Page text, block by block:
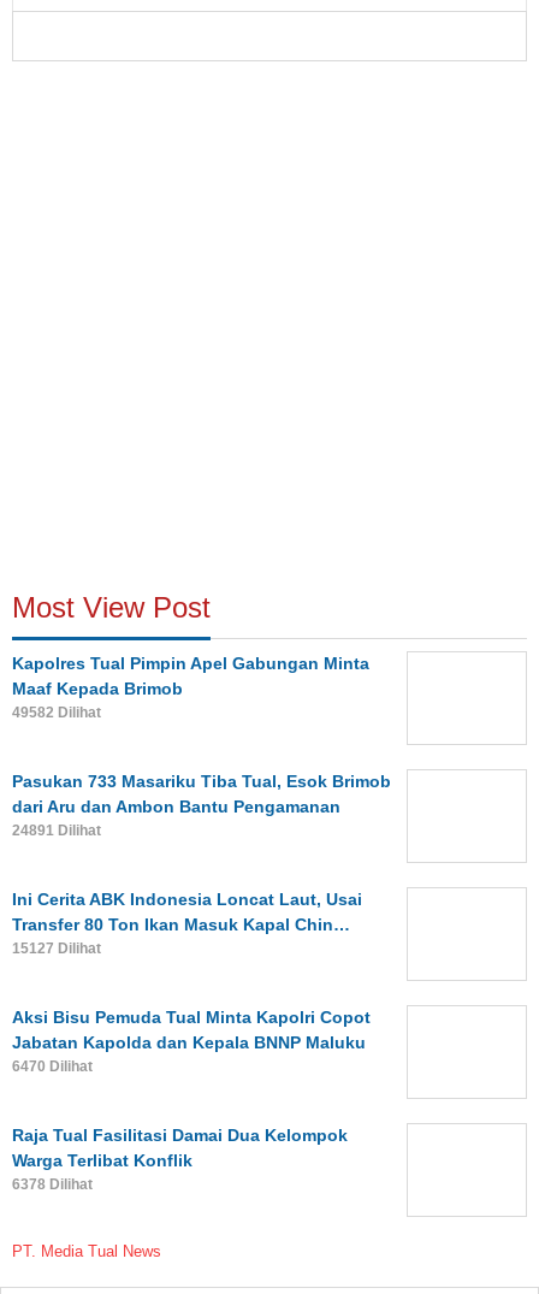
Most View Post
Kapolres Tual Pimpin Apel Gabungan Minta
Maaf Kepada Brimob
49582 Dilihat
Pasukan 733 Masariku Tiba Tual, Esok Brimob
dari Aru dan Ambon Bantu Pengamanan
24891 Dilihat
Ini Cerita ABK Indonesia Loncat Laut, Usai
Transfer 80 Ton Ikan Masuk Kapal Chin…
15127 Dilihat
Aksi Bisu Pemuda Tual Minta Kapolri Copot
Jabatan Kapolda dan Kepala BNNP Maluku
6470 Dilihat
Raja Tual Fasilitasi Damai Dua Kelompok
Warga Terlibat Konflik
6378 Dilihat
PT. Media Tual News